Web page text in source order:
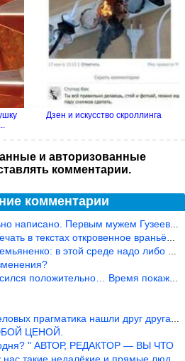
Дзен и искусство скроллинга
и авторизованные
комментарии.
комментарии
Первым мужем Гузеевой был Илья
в текстах откровенное враньё… Конкретн
в этой среде надо либо иметь зубы
положительно… Время покажет, что буде
прагматика нашли друг друга и «остепен
ЦЕНОЙ.
" АВТОР, РЕДАКТОР — ВЫ ЧТО